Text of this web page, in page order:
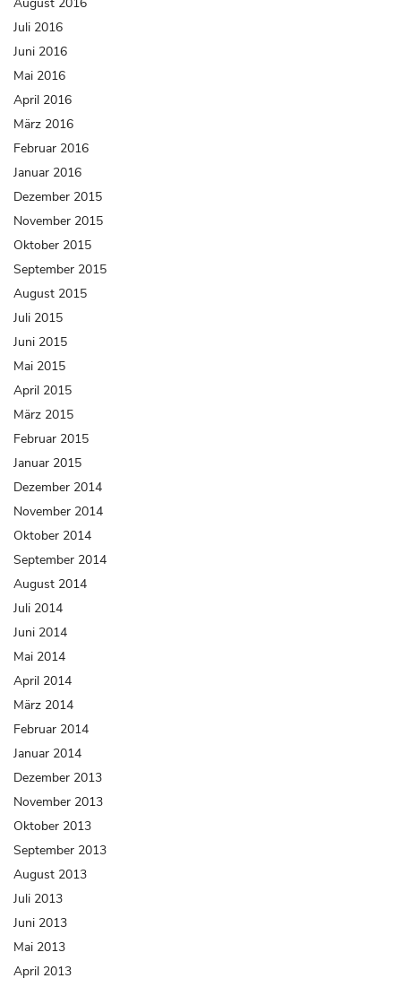
Juli 2016
Juni 2016
Mai 2016
April 2016
März 2016
Februar 2016
Januar 2016
Dezember 2015
November 2015
Oktober 2015
September 2015
August 2015
Juli 2015
Juni 2015
Mai 2015
April 2015
März 2015
Februar 2015
Januar 2015
Dezember 2014
November 2014
Oktober 2014
September 2014
August 2014
Juli 2014
Juni 2014
Mai 2014
April 2014
März 2014
Februar 2014
Januar 2014
Dezember 2013
November 2013
Oktober 2013
September 2013
August 2013
Juli 2013
Juni 2013
Mai 2013
April 2013